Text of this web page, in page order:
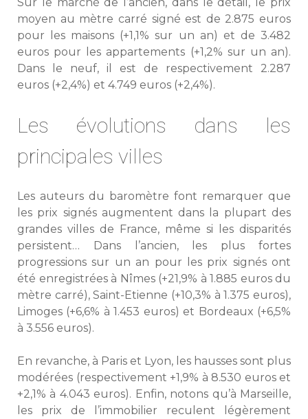
moyen au mètre carré signé est de 2.875 euros
pour les maisons (+1,1% sur un an) et de 3.482
euros pour les appartements (+1,2% sur un an).
Dans le neuf, il est de respectivement 2.287
euros (+2,4%) et 4.749 euros (+2,4%).
Les évolutions dans les
principales villes
Les auteurs du baromètre font remarquer que
les prix signés augmentent dans la plupart des
grandes villes de France, même si les disparités
persistent… Dans l’ancien, les plus fortes
progressions sur un an pour les prix signés ont
été enregistrées à Nîmes (+21,9% à 1.885 euros du
mètre carré), Saint-Etienne (+10,3% à 1.375 euros),
Limoges (+6,6% à 1.453 euros) et Bordeaux (+6,5%
à 3.556 euros).
En revanche, à Paris et Lyon, les hausses sont plus
modérées (respectivement +1,9% à 8.530 euros et
+2,1% à 4.043 euros). Enfin, notons qu’à Marseille,
les prix de l’immobilier reculent légèrement